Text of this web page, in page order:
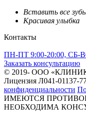
Вставить все
Красивая улыбка
Контакты
ПН-ПТ 9:00-20:00, СБ-
Заказать консультацию
© 2019- ООО
Лицензия Л041-01137-
конфиденциальности
ИМЕЮТСЯ
НЕОБХОДИМА